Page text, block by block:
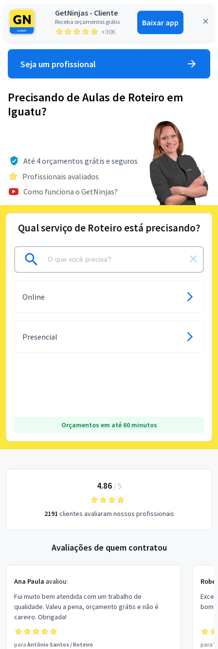
GetNinjas - Cliente
Receba orçamentos grátis
+30K
Baixar app
Entrar
Seja um profissional
Precisando de Aulas de Roteiro em
Iguatu?
Até 4 orçamentos grátis e seguros
Profissionais avaliados
Como funciona o GetNinjas?
Qual serviço de Roteiro está precisando?
Online
Presencial
Orçamentos em até 60 minutos
4.86/ 5
2191 clientes avaliaram nossos profissionais
Avaliações de quem contratou
Ana Paula avaliou:
Fui muito bem atendida com um trabalho de
qualidade. Valeu a pena, orçamento grátis e não é
careiro. Obrigada!
para Antônio Santos /Roteiro
bom
para